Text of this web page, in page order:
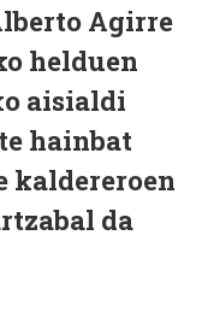
Agirre
helduen
aisialdi
hainbat
kaldereroen
da